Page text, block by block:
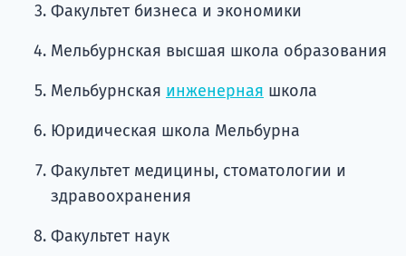
Факультет бизнеса и экономики
Мельбурнская высшая школа образования
Мельбурнская инженерная школа
Юридическая школа Мельбурна
Факультет медицины, стоматологии и
здравоохранения
Факультет наук